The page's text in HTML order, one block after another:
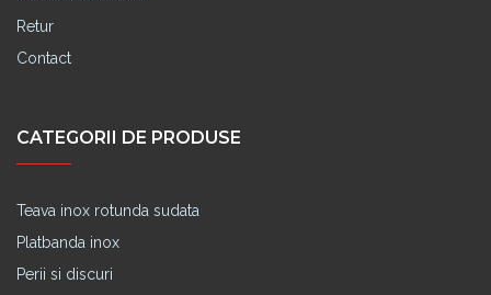
Retur
Contact
CATEGORII DE PRODUSE
Teava inox rotunda sudata
Platbanda inox
Perii si discuri